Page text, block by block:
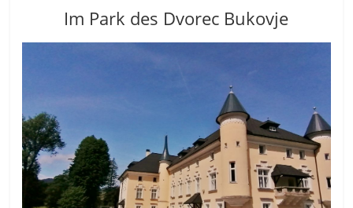
Im Park des Dvorec Bukovje